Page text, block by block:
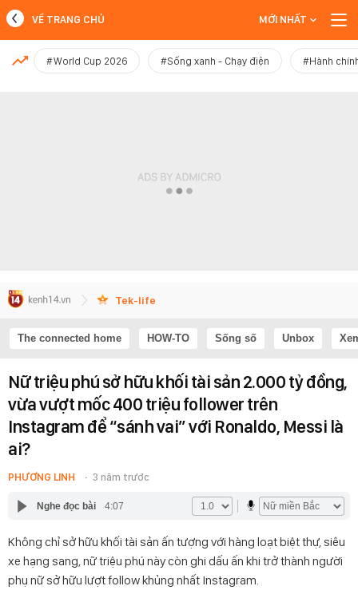
MỚI NHẤT
VỀ TRANG CHỦ MỚI NHẤT
#World Cup 2026 #Sống xanh - Chạy điện #Hành
Tek-life
The connected home HOW-TO Sống số Unbox
Nữ triệu phú sở hữu khối tài sản 2.000 tỷ đồng,
vừa vượt mốc 400 triệu follower trên
Instagram để “sánh vai” với Ronaldo, Messi là
ai?
PHƯƠNG LINH 3 năm trước
Nghe đọc bài 4:07
Không chỉ sở hữu khối tài sản ấn tượng với hàng loạt biệt thự, siêu
xe hạng sang, nữ triệu phú này còn ghi dấu ấn khi trở thành người
phụ nữ sở hữu lượt follow khủng nhất Instagram.